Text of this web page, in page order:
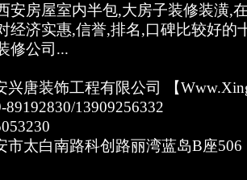
安房屋室内半包,大房子装修装潢,
经济实惠,信誉,排名,口碑比较好的
修公司...
兴唐装饰工程有限公司 【
89192830/13909256332
市太白南路科创路丽湾蓝岛B座506